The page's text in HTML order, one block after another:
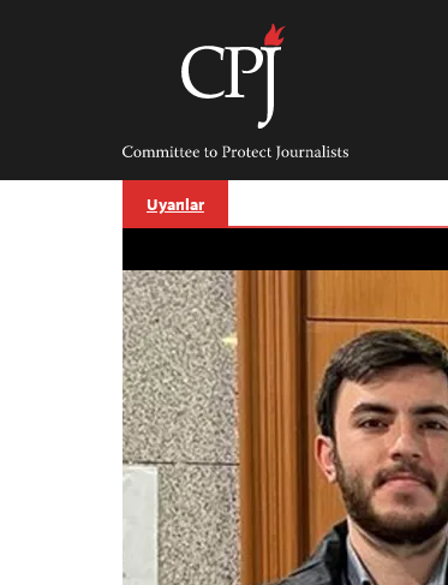
Committee
Protect
Journalists
Uyarılar